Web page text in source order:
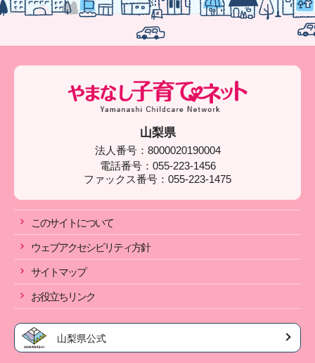
山梨県
法人番号：8000020190004
電話番号：055-223-1456
ファックス番号：055-223-1475
このサイトについて
ウェブアクセシビリティ方針
サイトマップ
お役立ちリンク
山梨県公式